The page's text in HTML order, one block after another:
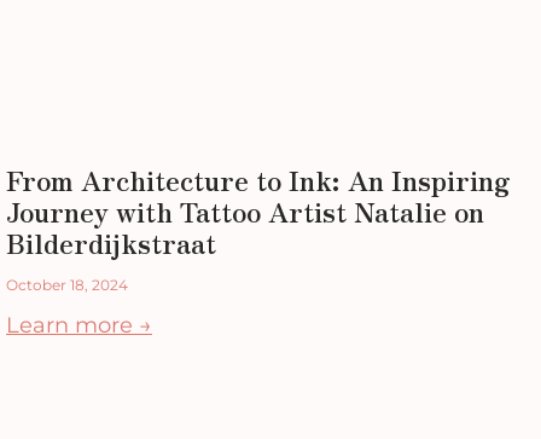
From Architecture to Ink: An Inspiring
Journey with Tattoo Artist Natalie on
Bilderdijkstraat
October 18, 2024
Learn more →